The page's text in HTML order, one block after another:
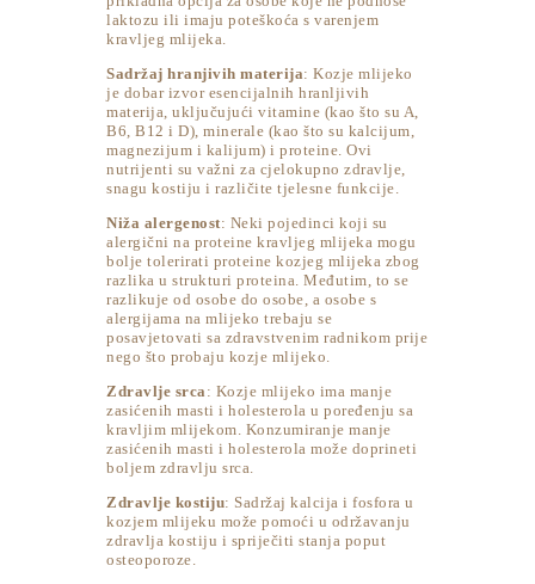
laktozu ili imaju poteškoća s varenjem
kravljeg mlijeka.
Sadržaj hranjivih materija: Kozje mlijeko
je dobar izvor esencijalnih hranljivih
materija, uključujući vitamine (kao što su A,
B6, B12 i D), minerale (kao što su kalcijum,
magnezijum i kalijum) i proteine. Ovi
nutrijenti su važni za cjelokupno zdravlje,
snagu kostiju i različite tjelesne funkcije.
Niža alergenost: Neki pojedinci koji su
alergični na proteine ​​kravljeg mlijeka mogu
bolje tolerirati proteine ​​kozjeg mlijeka zbog
razlika u strukturi proteina. Međutim, to se
razlikuje od osobe do osobe, a osobe s
alergijama na mlijeko trebaju se
posavjetovati sa zdravstvenim radnikom prije
nego što probaju kozje mlijeko.
Zdravlje srca : Kozje mlijeko ima manje
zasićenih masti i holesterola u poređenju sa
kravljim mlijekom. Konzumiranje manje
zasićenih masti i holesterola može doprineti
boljem zdravlju srca.
Zdravlje kostiju: Sadržaj kalcija i fosfora u
kozjem mlijeku može pomoći u održavanju
zdravlja kostiju i spriječiti stanja poput
osteoporoze.